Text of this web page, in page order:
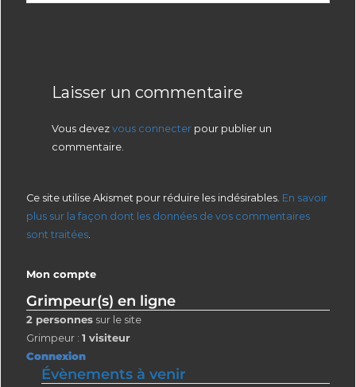
Laisser un commentaire
Vous devez vous connecter pour publier un
commentaire.
Ce site utilise Akismet pour réduire les indésirables. En savoir
plus sur la façon dont les données de vos commentaires
sont traitées
Mon compte
Grimpeur(s) en ligne
2 personnes sur le site
Grimpeur : 1 visiteur
Connexion
Évènements à venir